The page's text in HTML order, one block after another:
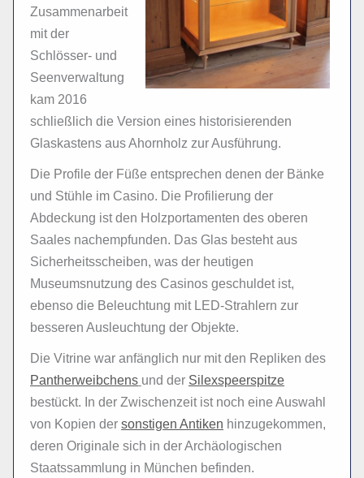
Zusammenarbeit
mit der
Schlösser- und
Seenverwaltung
kam 2016
schließlich die Version eines historisierenden
Glaskastens aus Ahornholz zur Ausführung.
Die Profile der Füße entsprechen denen der Bänke
und Stühle im Casino. Die Profilierung der
Abdeckung ist den Holzportamenten des oberen
Saales nachempfunden. Das Glas besteht aus
Sicherheitsscheiben, was der heutigen
Museumsnutzung des Casinos geschuldet ist,
ebenso die Beleuchtung mit LED-Strahlern zur
besseren Ausleuchtung der Objekte.
Die Vitrine war anfänglich nur mit den Repliken des
Pantherweibchens und der Silexspeerspitze
bestückt. In der Zwischenzeit ist noch eine Auswahl
von Kopien der sonstigen Antiken hinzugekommen,
deren Originale sich in der Archäologischen
Staatssammlung in München befinden.